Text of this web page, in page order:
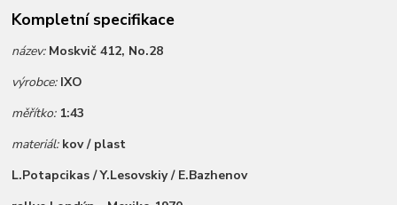
Kompletní specifikace
název: Moskvič 412, No.28
výrobce: IXO
měřítko: 1:43
materiál: kov / plast
L.Potapcikas / Y.Lesovskiy / E.Bazhenov